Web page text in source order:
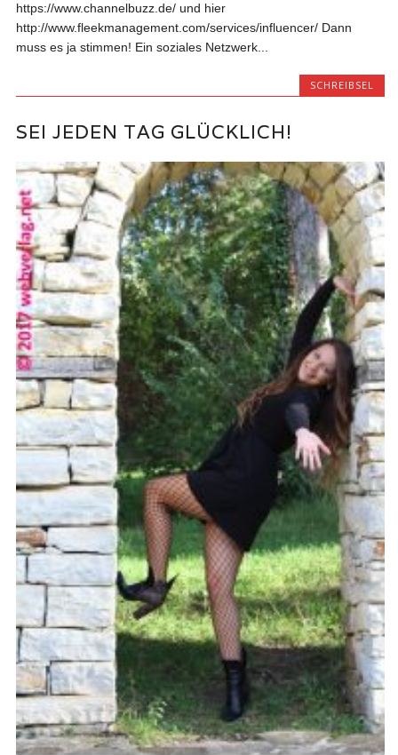
https://www.channelbuzz.de/ und hier
http://www.fleekmanagement.com/services/influencer/ Dann
muss es ja stimmen! Ein soziales Netzwerk...
SCHREIBSEL
SEI JEDEN TAG GLÜCKLICH!